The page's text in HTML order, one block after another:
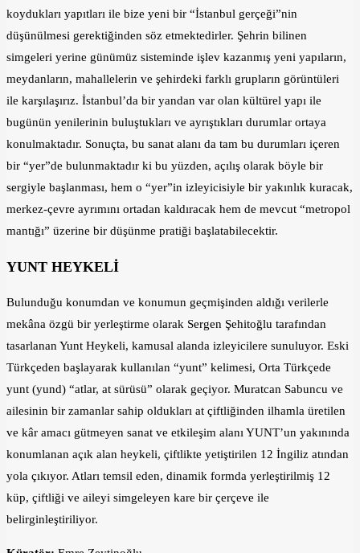
koydukları yapıtları ile bize yeni bir “İstanbul gerçeği”nin
düşünülmesi gerektiğinden söz etmektedirler. Şehrin bilinen
simgeleri yerine günümüz sisteminde işlev kazanmış yeni yapıların,
meydanların, mahallelerin ve şehirdeki farklı grupların görüntüleri
ile karşılaşırız. İstanbul’da bir yandan var olan kültürel yapı ile
bugünün yenilerinin buluştukları ve ayrıştıkları durumlar ortaya
konulmaktadır. Sonuçta, bu sanat alanı da tam bu durumları içeren
bir “yer”de bulunmaktadır ki bu yüzden, açılış olarak böyle bir
sergiyle başlanması, hem o “yer”in izleyicisiyle bir yakınlık kuracak,
merkez-çevre ayrımını ortadan kaldıracak hem de mevcut “metropol
mantığı” üzerine bir düşünme pratiği başlatabilecektir.
YUNT HEYKELİ
Bulunduğu konumdan ve konumun geçmişinden aldığı verilerle
mekâna özgü bir yerleştirme olarak Sergen Şehitoğlu tarafından
tasarlanan Yunt Heykeli, kamusal alanda izleyicilere sunuluyor. Eski
Türkçeden başlayarak kullanılan “yunt” kelimesi, Orta Türkçede
yunt (yund) “atlar, at sürüsü” olarak geçiyor. Muratcan Sabuncu ve
ailesinin bir zamanlar sahip oldukları at çiftliğinden ilhamla üretilen
ve kâr amacı gütmeyen sanat ve etkileşim alanı YUNT’un yakınında
konumlanan açık alan heykeli, çiftlikte yetiştirilen 12 İngiliz atından
yola çıkıyor. Atları temsil eden, dinamik formda yerleştirilmiş 12
küp, çiftliği ve aileyi simgeleyen kare bir çerçeve ile
belirginleştiriliyor.